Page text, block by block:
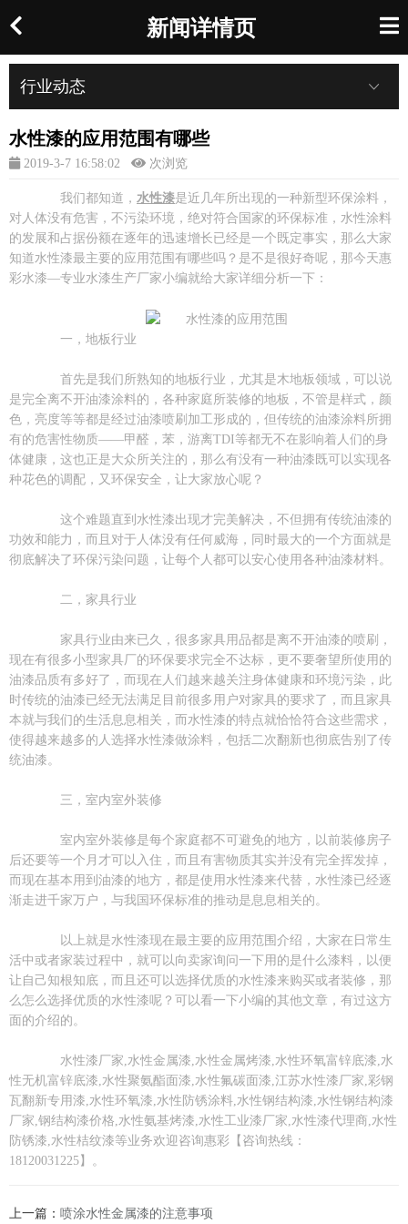
新闻详情页
行业动态
水性漆的应用范围有哪些
2019-3-7 16:58:02 次浏览
我们都知道， 水性漆是近几年所出现的一种新型环保涂料，
对人体没有危害，不污染环境，绝对符合国家的环保标准，水性涂料
的发展和占据份额在逐年的迅速增长已经是一个既定事实，那么大家
知道水性漆最主要的应用范围有哪些吗？是不是很好奇呢，那今天惠
彩水漆—专业水漆生产厂家小编就给大家详细分析一下：
一，地板行业
首先是我们所熟知的地板行业，尤其是木地板领域，可以说
是完全离不开油漆涂料的，各种家庭所装修的地板，不管是样式，颜
色，亮度等等都是经过油漆喷刷加工形成的，但传统的油漆涂料所拥
有的危害性物质——甲醛，苯，游离TDI等都无不在影响着人们的身
体健康，这也正是大众所关注的，那么有没有一种油漆既可以实现各
种花色的调配，又环保安全，让大家放心呢？
这个难题直到水性漆出现才完美解决，不但拥有传统油漆的
功效和能力，而且对于人体没有任何威海，同时最大的一个方面就是
彻底解决了环保污染问题，让每个人都可以安心使用各种油漆材料。
二，家具行业
家具行业由来已久，很多家具用品都是离不开油漆的喷刷，
现在有很多小型家具厂的环保要求完全不达标，更不要奢望所使用的
油漆品质有多好了，而现在人们越来越关注身体健康和环境污染，此
时传统的油漆已经无法满足目前很多用户对家具的要求了，而且家具
本就与我们的生活息息相关，而水性漆的特点就恰恰符合这些需求，
使得越来越多的人选择水性漆做涂料，包括二次翻新也彻底告别了传
统油漆。
三，室内室外装修
室内室外装修是每个家庭都不可避免的地方，以前装修房子
后还要等一个月才可以入住，而且有害物质其实并没有完全挥发掉，
而现在基本用到油漆的地方，都是使用水性漆来代替，水性漆已经逐
渐走进千家万户，与我国环保标准的推动是息息相关的。
以上就是水性漆现在最主要的应用范围介绍，大家在日常生
活中或者家装过程中，就可以向卖家询问一下用的是什么漆料，以便
让自己知根知底，而且还可以选择优质的水性漆来购买或者装修，那
么怎么选择优质的水性漆呢？可以看一下小编的其他文章，有过这方
面的介绍的。
水性漆厂家,水性金属漆,水性金属烤漆,水性环氧富锌底漆,水
性无机富锌底漆,水性聚氨酯面漆,水性氟碳面漆,江苏水性漆厂家,彩钢
瓦翻新专用漆,水性环氧漆,水性防锈涂料,水性钢结构漆,水性钢结构漆
厂家,钢结构漆价格,水性氨基烤漆,水性工业漆厂家,水性漆代理商,水性
防锈漆,水性桔纹漆等业务欢迎咨询惠彩【咨询热线：
18120031225】。
上一篇： 喷涂水性金属漆的注意事项